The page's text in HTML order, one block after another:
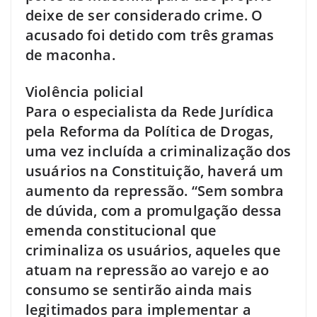
deixe de ser considerado crime. O
acusado foi detido com três gramas
de maconha.
Violência policial
Para o especialista da Rede Jurídica
pela Reforma da Política de Drogas,
uma vez incluída a criminalização dos
usuários na Constituição, haverá um
aumento da repressão. “Sem sombra
de dúvida, com a promulgação dessa
emenda constitucional que
criminaliza os usuários, aqueles que
atuam na repressão ao varejo e ao
consumo se sentirão ainda mais
legitimados para implementar a